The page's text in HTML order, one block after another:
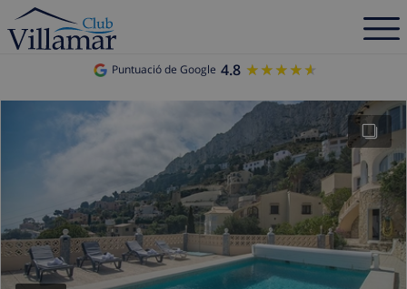
Puntuació de Google 4.8 ★★★★★
★★★★★